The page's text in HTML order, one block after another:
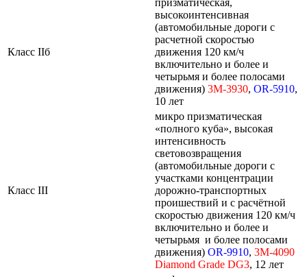
Класс IIб
высокоинтенсивная
(автомобильные дороги с
расчетной скоростью
движения 120 км/ч
включительно и более и
четырьмя и более полосами
движения) 3M-3930, OR-5910,
10 лет
Класс III
микро призматическая
«полного куба», высокая
интенсивность
световозвращения
(автомобильные дороги с
участками концентрации
дорожно-транспортных
проишествий и с расчётной
скоростью движения 120 км/ч
включительно и более и
четырьмя и более полосами
движения) OR-9910, 3M-4090
Diamond Grade DG3, 12 лет